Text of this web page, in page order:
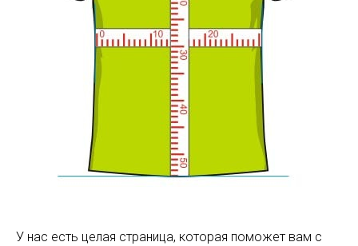
У нас есть целая страница, которая поможет вам с